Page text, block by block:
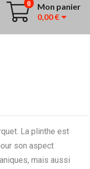
0
Mon panier
0,00 €
La plinthe est
son aspect
mais aussi